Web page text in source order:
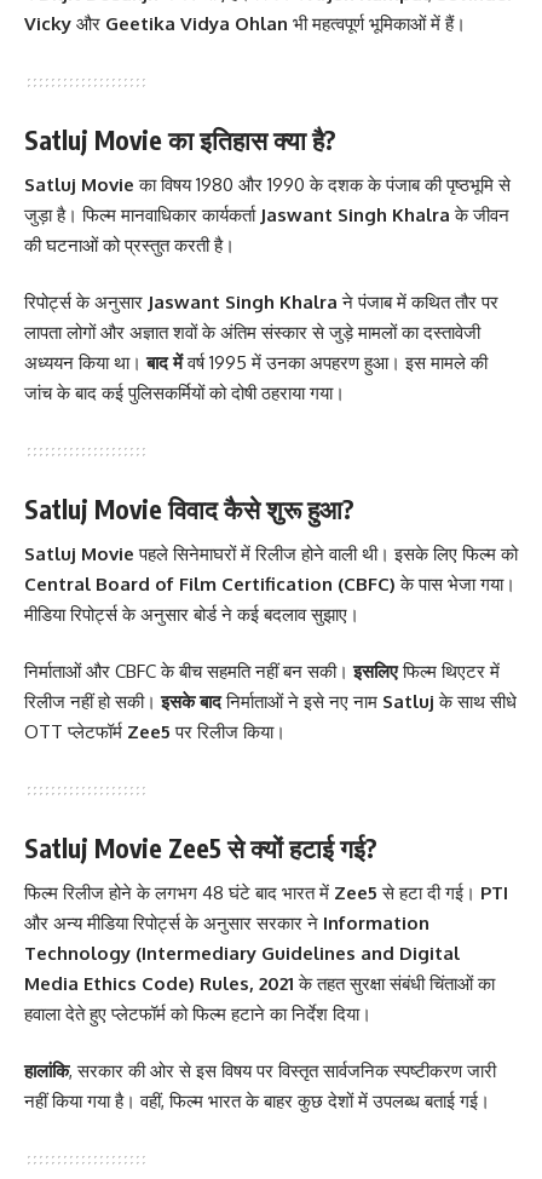
Vicky और Geetika Vidya Ohlan भी महत्वपूर्ण भूमिकाओं में हैं।
Satluj Movie का इतिहास क्या है?
Satluj Movie का विषय 1980 और 1990 के दशक के पंजाब की पृष्ठभूमि से
जुड़ा है। फिल्म मानवाधिकार कार्यकर्ता Jaswant Singh Khalra के जीवन
की घटनाओं को प्रस्तुत करती है।
रिपोर्ट्स के अनुसार Jaswant Singh Khalra ने पंजाब में कथित तौर पर
लापता लोगों और अज्ञात शवों के अंतिम संस्कार से जुड़े मामलों का दस्तावेजी
अध्ययन किया था।बाद मेंवर्ष 1995 में उनका अपहरण हुआ। इस मामले की
जांच के बाद कई पुलिसकर्मियों को दोषी ठहराया गया।
Satluj Movie विवाद कैसे शुरू हुआ?
Satluj Movie पहले सिनेमाघरों में रिलीज होने वाली थी। इसके लिए फिल्म को
Central Board of Film Certification (CBFC) के पास भेजा गया।
मीडिया रिपोर्ट्स के अनुसार बोर्ड ने कई बदलाव सुझाए।
निर्माताओं और CBFC के बीच सहमति नहीं बन सकी।इसलिएफिल्म थिएटर में
रिलीज नहीं हो सकी।इसके बादनिर्माताओं ने इसे नए नाम Satluj के साथ सीधे
OTT प्लेटफॉर्म Zee5 पर रिलीज किया।
Satluj Movie Zee5 से क्यों हटाई गई?
फिल्म रिलीज होने के लगभग 48 घंटे बाद भारत में Zee5 से हटा दी गई। PTI
और अन्य मीडिया रिपोर्ट्स के अनुसार सरकार ने Information
Technology (Intermediary Guidelines and Digital
Media Ethics Code) Rules, 2021 के तहत सुरक्षा संबंधी चिंताओं का
हवाला देते हुए प्लेटफॉर्म को फिल्म हटाने का निर्देश दिया।
हालांकि, सरकार की ओर से इस विषय पर विस्तृत सार्वजनिक स्पष्टीकरण जारी
नहीं किया गया है। वहीं, फिल्म भारत के बाहर कुछ देशों में उपलब्ध बताई गई।